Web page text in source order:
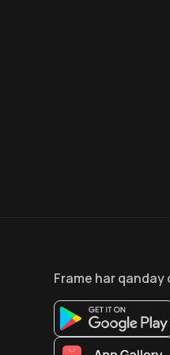
Frame har qanday